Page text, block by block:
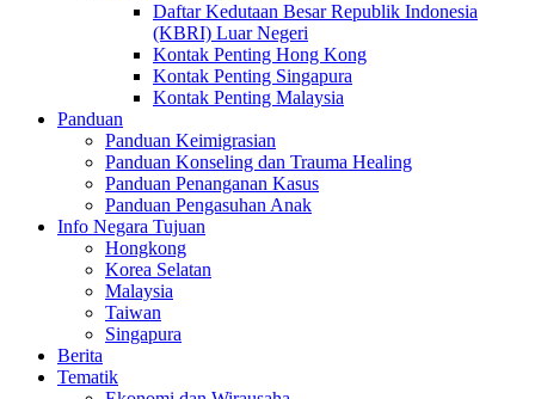
Daftar Kedutaan Besar Republik Indonesia
(KBRI) Luar Negeri
Kontak Penting Hong Kong
Kontak Penting Singapura
Kontak Penting Malaysia
Panduan
Panduan Keimigrasian
Panduan Konseling dan Trauma Healing
Panduan Penanganan Kasus
Panduan Pengasuhan Anak
Info Negara Tujuan
Hongkong
Korea Selatan
Malaysia
Taiwan
Singapura
Berita
Tematik